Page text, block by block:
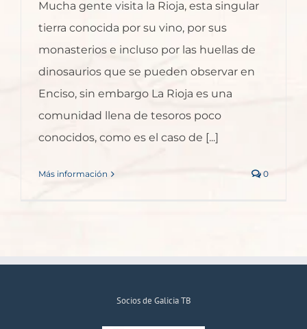
Mucha gente visita la Rioja, esta singular
tierra conocida por su vino, por sus
monasterios e incluso por las huellas de
dinosaurios que se pueden observar en
Enciso, sin embargo La Rioja es una
comunidad llena de tesoros poco
conocidos, como es el caso de [...]
Más información 0
Socios de Galicia TB